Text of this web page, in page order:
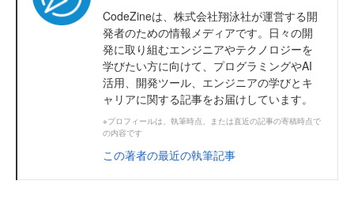
CodeZineは、株式会社翔泳社が運営する開
発者のための情報メディアです。日々の開
発に取り組むエンジニアやテクノロジーを
学びたい方に向けて、プログラミングやAI
活用、開発ツール、エンジニアの学びとキ
ャリアに関する記事をお届けしています。
※プロフィールは、執筆時点、または直近の記事の寄稿時点で
の内容です
この著者の最近の執筆記事